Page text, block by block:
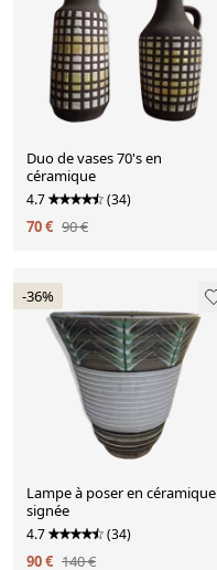
Duo de vases 70's en
céramique
4.7 (34)
70 € 90 €
-36%
Lampe à poser en céramique
signée
4.7 (34)
90 € 140 €